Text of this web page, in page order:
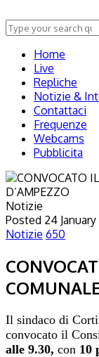
Home
Live
Repliche
Notizie &
Contattaci
Frequenze
Webcams
Pubblicita
Notizie
Posted 24
Notizie 650
Il sindaco di
convocato il
alle 9.30, con 10